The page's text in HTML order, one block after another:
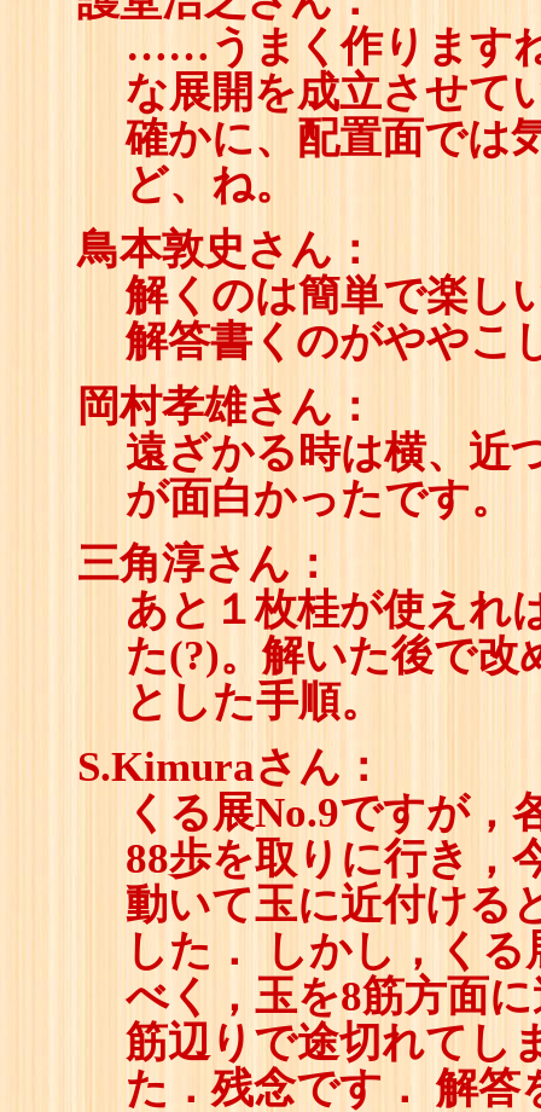
119☗
詰
……うまく作ります
な展開を成立させて
確かに、配置面では
ど、ね。
鳥本敦史さん：
解くのは簡単で楽し
解答書くのがややこ
岡村孝雄さん：
遠ざかる時は横、近
が面白かったです。
三角淳さん：
あと１枚桂が使えれ
た(?)。解いた後で改
とした手順。
S.Kimuraさん：
くる展No.9ですが，
88歩を取りに行き，
動いて玉に近付ける
した． しかし，く
べく，玉を8筋方面
筋辺りで途切れてし
た．残念です． 解